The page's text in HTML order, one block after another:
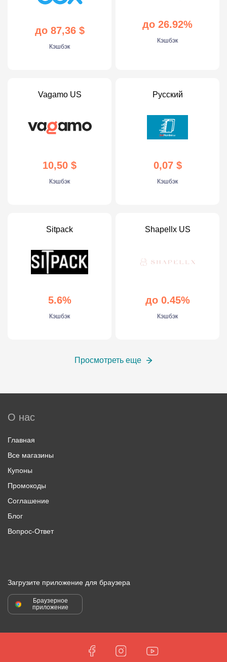
до 87,36 $
Кэшбэк
до 26.92%
Кэшбэк
Vagamo US
10,50 $
Кэшбэк
Русский
0,07 $
Кэшбэк
Sitpack
5.6%
Кэшбэк
Shapellx US
до 0.45%
Кэшбэк
Просмотреть еще
О нас
Главная
Все магазины
Купоны
Промокоды
Соглашение
Блог
Вопрос-Ответ
Загрузите приложение для браузера
Браузерное
приложение